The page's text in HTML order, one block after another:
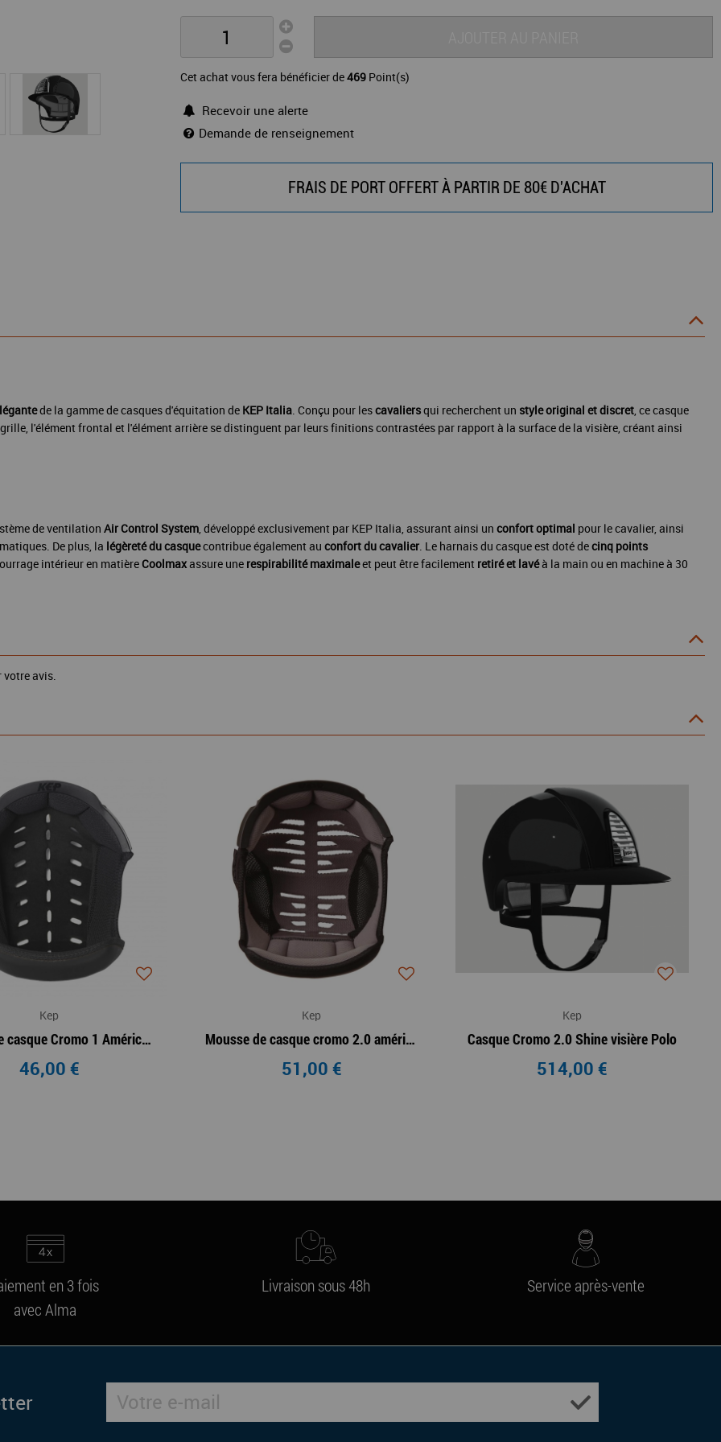
Cet achat vous fera bénéficier de469 Point(s)
Recevoir une alerte
Demande de renseignement
FRAIS DE PORT OFFERT À PARTIR DE 80€ D'ACHAT
de la gamme de casques d'équitation de KEP Italia. Conçu pour lescavaliersqui recherchent un style original et discret, ce casque
l'élément frontal et l'élément arrière se distinguent par leurs finitions contrastées par rapport à la surface de la visière, créant ainsi
de ventilation Air Control System, développé exclusivement par KEP Italia, assurant ainsi un confort optimal pour le cavalier, ainsi
De plus, la légèreté du casquecontribue également au confort du cavalier. Le harnais du casque est doté decinq points
intérieur en matièreCoolmaxassure une respirabilité maximaleet peut être facilement retiré et lavéà la main ou en machine à 30
votre avis.
Kep
Mousse de casque Cromo 1 Américain
46,00 €
Kep
Mousse de casque cromo 2.0 américaine
51,00 €
Kep
Casque Cromo 2.0 Shine visière Polo
514,00 €
en 3 fois
avec Alma
Livraison sous 48h Service après-vente